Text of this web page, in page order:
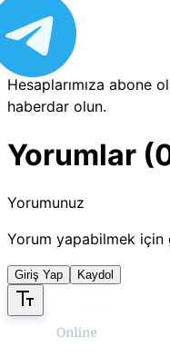
Hesaplarımıza abone
haberdar olun.
Yorumlar
Yorumunuz
Yorum yapabilmek için
Giriş Yap Kaydol